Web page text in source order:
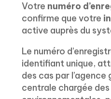
Votre numéro
confirme que votre
active auprès du
Le numéro
identifiant unique,
des cas par
centrale chargée